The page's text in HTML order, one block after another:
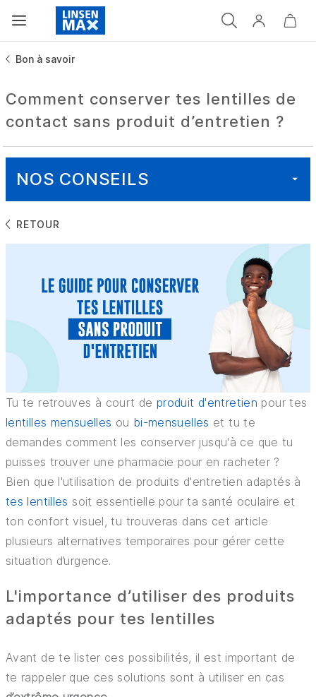
Bon à savoir
Comment conserver tes lentilles de
contact sans produit d’entretien ?
NOS CONSEILS
BON À SAVOIR
ASSURANCES
RETOUR
Tu te retrouves à court de produit d'entretien pour tes
lentilles mensuelles ou bi-mensuelles et tu te
demandes comment les conserver jusqu'à ce que tu
puisses trouver une pharmacie pour en racheter ?
Bien que l'utilisation de produits d'entretien adaptés à
tes lentilles soit essentielle pour ta santé oculaire et
ton confort visuel, tu trouveras dans cet article
plusieurs alternatives temporaires pour gérer cette
situation d’urgence.
L'importance d’utiliser des produits
adaptés pour tes lentilles
Avant de te lister ces possibilités, il est important de
te rappeler que ces solutions sont à utiliser en cas